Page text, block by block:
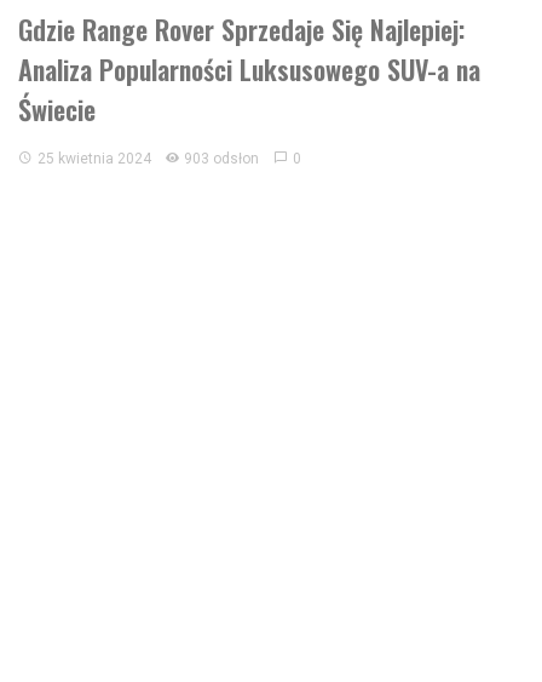
Gdzie Range Rover Sprzedaje Się Najlepiej:
Analiza Popularności Luksusowego SUV-a na
Świecie
25 kwietnia 2024 903 odsłon 0